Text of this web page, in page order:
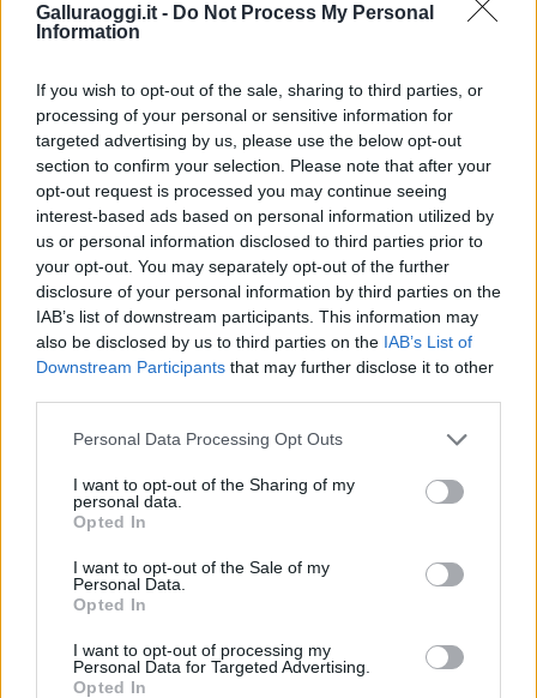
Galluraoggi.it - Do Not Process My Personal
Information
If you wish to opt-out of the sale, sharing to third parties, or
processing of your personal or sensitive information for
targeted advertising by us, please use the below opt-out
section to confirm your selection. Please note that after your
opt-out request is processed you may continue seeing
interest-based ads based on personal information utilized by
us or personal information disclosed to third parties prior to
your opt-out. You may separately opt-out of the further
disclosure of your personal information by third parties on the
IAB’s list of downstream participants. This information may
also be disclosed by us to third parties on the IAB’s List of
Downstream Participants that may further disclose it to other
Please note that this website/app uses one or more Google
not limited to your visit or usage behaviour. You may click to
grant or deny consent to Google and its third-party tags to
use your data for below specified purposes in below Google
consent section.
Personal Data Processing Opt Outs
I want to opt-out of the Sharing of my
personal data.
Opted In
I want to opt-out of the Sale of my
Personal Data.
Opted In
I want to opt-out of processing my
Personal Data for Targeted Advertising.
Opted In
Condividi l'articolo
F
a
ce
b
o
o
k
T
w
it
te
r
Pi
n
te
re
st
W
h
at
s
A
p
p
S
h
a
re
Articolo precedente
Prossimo articolo
NOTIZIE RECENTI
Calangianus, allarme sul centro accoglienza
50mila nel resort
Meteo Olbia 7 agosto, sole e caldo tornano
protagonisti